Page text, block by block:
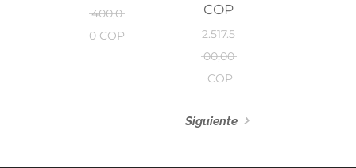
400,0
0 COP
COP
2.517.5
00,00
COP
Siguiente